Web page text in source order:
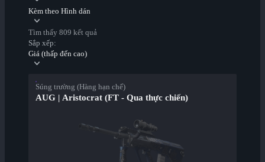
Kèm theo Hình dán
Tìm thấy 809 kết quả
Sắp xếp:
Giá (thấp đến cao)
Súng trường (Hàng hạn chế)
AUG | Aristocrat (FT - Qua thực chiến)